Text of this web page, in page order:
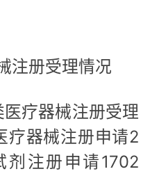
注册受理情况
疗器械注册受理
疗器械注册申请2
剂注册申请1702